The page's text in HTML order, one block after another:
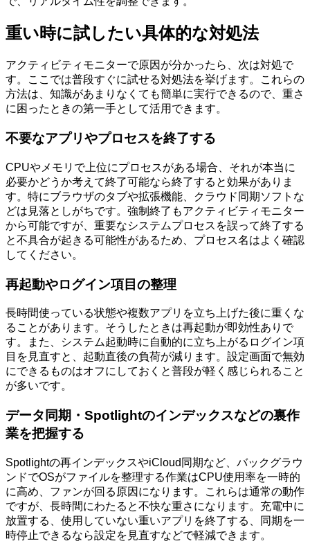
重い時に試したい具体的な対処法
アクティビティモニターで原因が分かったら、次は対処で
す。ここでは普段すぐに試せる対処法を挙げます。これらの
方法は、知識があまりなくても簡単に実行できるので、重さ
に困ったときの第一手として活用できます。
不要なアプリやプロセスを終了する
CPUやメモリで上位にプロセスがある場合、それが本当に
必要かどうか考えて終了可能なら終了すると効果がありま
す。特にブラウザのタブや拡張機能、クラウド同期ソフトな
どは見落としがちです。強制終了もアクティビティモニター
から可能ですが、重要なシステムプロセスを誤って終了する
と不具合が起きる可能性があるため、プロセス名はよく確認
してください。
再起動やログイン項目の整理
長時間使っている状態や複数アプリを立ち上げた後に重くな
ることがあります。そうしたときは再起動が即効性ありで
す。また、システム起動時に自動的に立ち上がるログイン項
目を見直すと、起動直後の負荷が減ります。設定画面で無効
にできるものはオフにしておくと普段が軽く感じられること
が多いです。
データ同期・Spotlightのインデックスなどの裏作
業を把握する
Spotlightの再インデックスやiCloud同期など、バックグラウ
ンドでOSがファイルを整理する作業はCPU使用率を一時的
に高め、ファンが回る原因になります。これらは通常の動作
ですが、長時間にわたると不快な重さになります。充電中に
放置する、使用していない重いアプリを終了する、同期を一
時停止できるなら設定を見直すなどで軽減できます。